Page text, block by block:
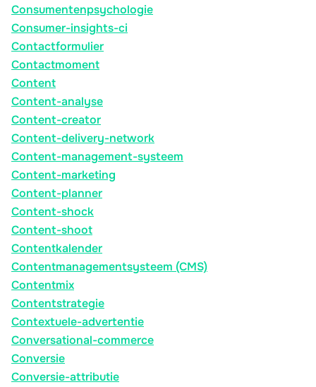
Consumentenpsychologie
Consumer-insights-ci
Contactformulier
Contactmoment
Content
Content-analyse
Content-creator
Content-delivery-network
Content-management-systeem
Content-marketing
Content-planner
Content-shock
Content-shoot
Contentkalender
Contentmanagementsysteem (CMS)
Contentmix
Contentstrategie
Contextuele-advertentie
Conversational-commerce
Conversie
Conversie-attributie